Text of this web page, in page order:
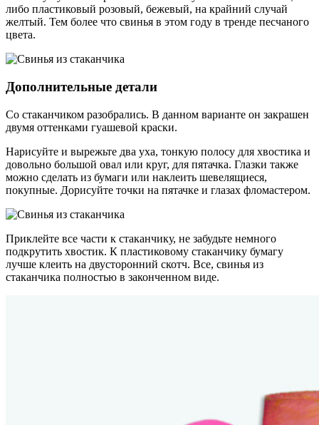
либо пластиковый розовый, бежевый, на крайний случай
желтый. Тем более что свинья в этом году в тренде песчаного
цвета.
Дополнительные детали
Со стаканчиком разобрались. В данном варианте он закрашен
двумя оттенками гуашевой краски.
Нарисуйте и вырежьте два уха, тонкую полосу для хвостика и
довольно большой овал или круг, для пятачка. Глазки также
можно сделать из бумаги или наклеить шевелящиеся,
покупные. Дорисуйте точки на пятачке и глазах фломастером.
Приклейте все части к стаканчику, не забудьте немного
подкрутить хвостик. К пластиковому стаканчику бумагу
лучше клеить на двусторонний скотч. Все, свинья из
стаканчика полностью в законченном виде.